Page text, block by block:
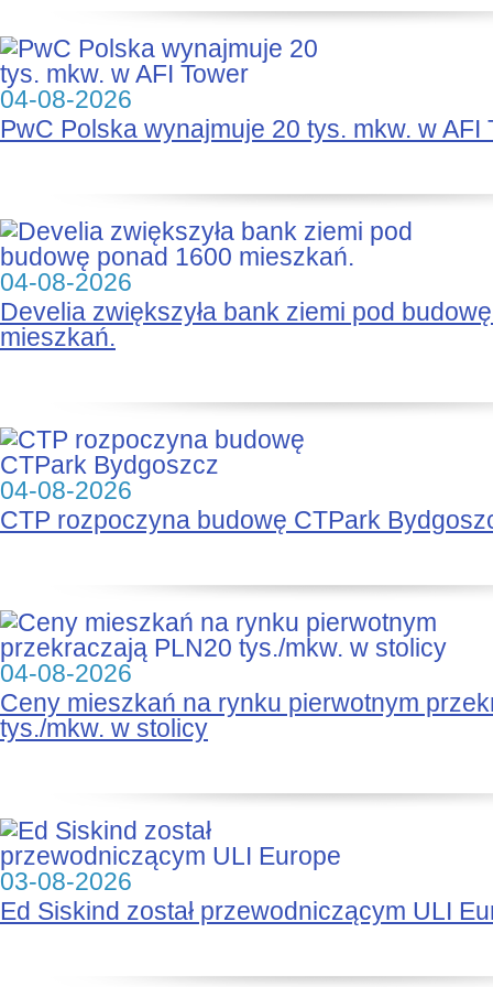
04-08-2026
PwC Polska wynajmuje 20 tys. mkw. w AFI
04-08-2026
Develia zwiększyła bank ziemi pod
mieszkań.
04-08-2026
CTP rozpoczyna budowę CTPark
04-08-2026
Ceny mieszkań na rynku pierwotnym
tys./mkw. w stolicy
03-08-2026
Ed Siskind został przewodniczącym ULI